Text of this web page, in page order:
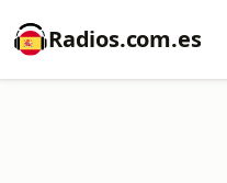
Radios.com.es